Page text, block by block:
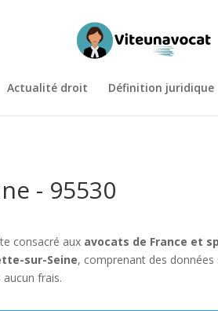
Actualité droit Définition juridique
- 95530
consacré aux avocats de France et
sur-Seine, comprenant des
aucun frais.